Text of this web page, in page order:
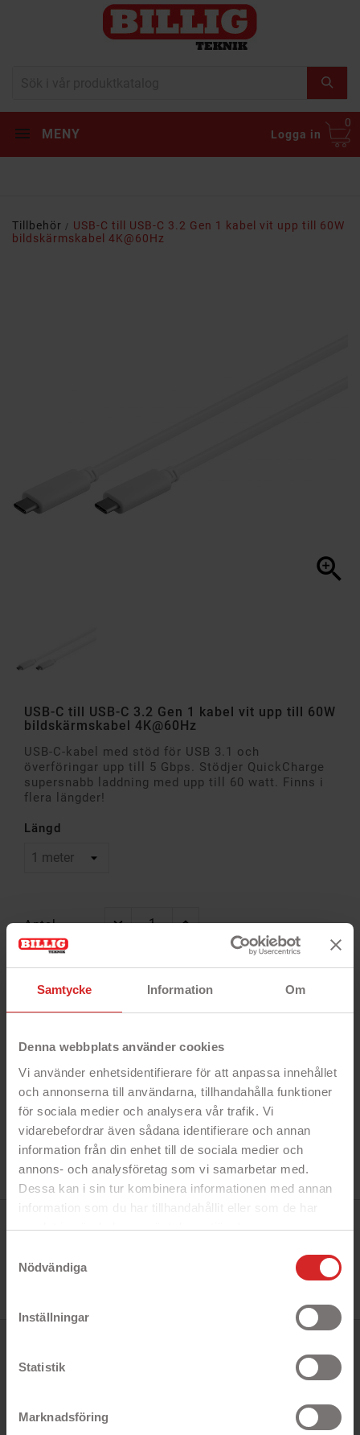
Samtycke Information Om
Denna webbplats använder cookies
Vi använder enhetsidentifierare för att anpassa innehållet
och annonserna till användarna, tillhandahålla funktioner
för sociala medier och analysera vår trafik. Vi
vidarebefordrar även sådana identifierare och annan
information från din enhet till de sociala medier och
annons- och analysföretag som vi samarbetar med.
Dessa kan i sin tur kombinera informationen med annan
information som du har tillhandahållit eller som de har
samlat in när du har använt deras tjänster.
Nödvändiga
Inställningar
Statistik
Marknadsföring
MENY Logga in
0
Tillbehör
USB-C till USB-C 3.2 Gen 1 kabel vit upp till 60W
bildskärmskabel 4K@60Hz

USB-C till USB-C 3.2 Gen 1 kabel vit upp till 60W
bildskärmskabel 4K@60Hz
USB-C-kabel med stöd för USB 3.1 och
överföringar upp till 5 Gbps. Stödjer QuickCharge
supersnabb laddning med upp till 60 watt. Finns i
flera längder!
Längd
Antal
Alltid
garanti
Snabb
leverans
14 dagar öppet
Goobay
Ean13:
4040849671944
Snabbfakta!